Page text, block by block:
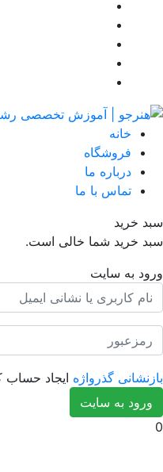
ما
با ما
شما خالی است.
سایت
گذرواژه ایجاد حساب کاربری
به سایت